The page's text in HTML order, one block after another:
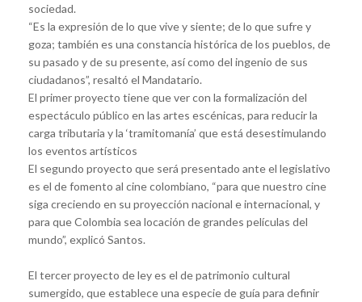
sociedad.
“Es la expresión de lo que vive y siente; de lo que sufre y
goza; también es una constancia histórica de los pueblos, de
su pasado y de su presente, así como del ingenio de sus
ciudadanos”, resaltó el Mandatario.
El primer proyecto tiene que ver con la formalización del
espectáculo público en las artes escénicas, para reducir la
carga tributaria y la ‘tramitomanía’ que está desestimulando
los eventos artísticos
El segundo proyecto que será presentado ante el legislativo
es el de fomento al cine colombiano, “para que nuestro cine
siga creciendo en su proyección nacional e internacional, y
para que Colombia sea locación de grandes películas del
mundo”, explicó Santos.
El tercer proyecto de ley es el de patrimonio cultural
sumergido, que establece una especie de guía para definir